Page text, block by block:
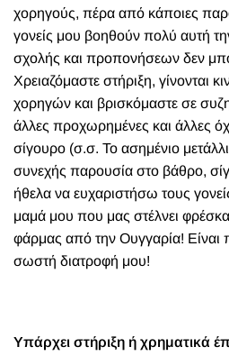
χορηγούς, πέρα από κάποιες
γονείς μου βοηθούν πολύ αυτή
σχολής και προπονήσεων δεν
Χρειαζόμαστε στήριξη, γίνονται
χορηγών και βρισκόμαστε σε
άλλες προχωρημένες και άλλες
σίγουρο (σ.σ. Το ασημένιο
συνεχής παρουσία στο βάθρο,
ήθελα να ευχαριστήσω τους
μαμά μου που μας στέλνει φρέσκα
φάρμας από την Ουγγαρία! Είναι
σωστή διατροφή μου!
Υπάρχει στήριξη ή χρηματικά